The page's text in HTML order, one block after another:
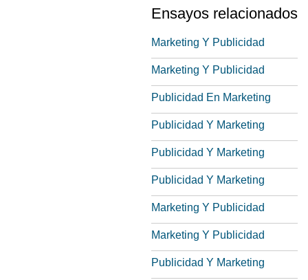
Ensayos relacionados
Marketing Y Publicidad
Marketing Y Publicidad
Publicidad En Marketing
Publicidad Y Marketing
Publicidad Y Marketing
Publicidad Y Marketing
Marketing Y Publicidad
Marketing Y Publicidad
Publicidad Y Marketing